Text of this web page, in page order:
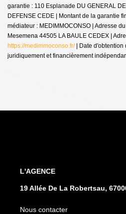
garantie : 110 Esplanade DU GENERAL
DEFENSE CEDE | Montant de la garantie
médiateur : MEDIMMOCONSO | Adresse
Mesemena 44505 LA BAULE CEDEX |
https://medimmoconso.fr/| Date d'obtention
juridiquement et financièrement
L'AGENCE
19 Allée De La Robertsau,
Nous contacter